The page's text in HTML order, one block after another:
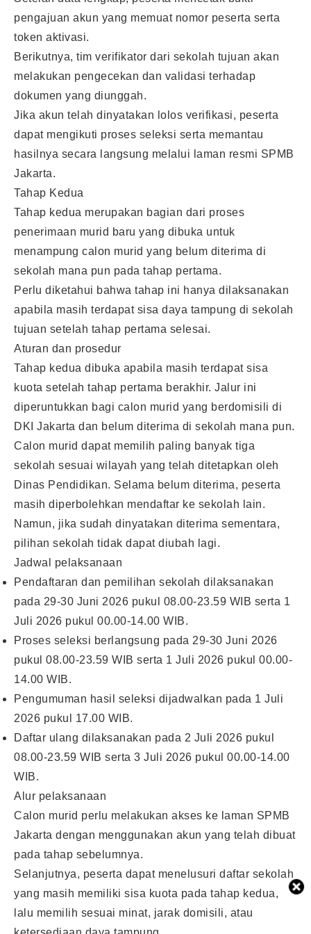
pengajuan akun yang memuat nomor peserta serta
token aktivasi.
Berikutnya, tim verifikator dari sekolah tujuan akan
melakukan pengecekan dan validasi terhadap
dokumen yang diunggah.
Jika akun telah dinyatakan lolos verifikasi, peserta
dapat mengikuti proses seleksi serta memantau
hasilnya secara langsung melalui laman resmi SPMB
Jakarta.
Tahap Kedua
Tahap kedua merupakan bagian dari proses
penerimaan murid baru yang dibuka untuk
menampung calon murid yang belum diterima di
sekolah mana pun pada tahap pertama.
Perlu diketahui bahwa tahap ini hanya dilaksanakan
apabila masih terdapat sisa daya tampung di sekolah
tujuan setelah tahap pertama selesai.
Aturan dan prosedur
Tahap kedua dibuka apabila masih terdapat sisa
kuota setelah tahap pertama berakhir. Jalur ini
diperuntukkan bagi calon murid yang berdomisili di
DKI Jakarta dan belum diterima di sekolah mana pun.
Calon murid dapat memilih paling banyak tiga
sekolah sesuai wilayah yang telah ditetapkan oleh
Dinas Pendidikan. Selama belum diterima, peserta
masih diperbolehkan mendaftar ke sekolah lain.
Namun, jika sudah dinyatakan diterima sementara,
pilihan sekolah tidak dapat diubah lagi.
Jadwal pelaksanaan
Pendaftaran dan pemilihan sekolah dilaksanakan
pada 29-30 Juni 2026 pukul 08.00-23.59 WIB serta 1
Juli 2026 pukul 00.00-14.00 WIB.
Proses seleksi berlangsung pada 29-30 Juni 2026
pukul 08.00-23.59 WIB serta 1 Juli 2026 pukul 00.00-
14.00 WIB.
Pengumuman hasil seleksi dijadwalkan pada 1 Juli
2026 pukul 17.00 WIB.
Daftar ulang dilaksanakan pada 2 Juli 2026 pukul
08.00-23.59 WIB serta 3 Juli 2026 pukul 00.00-14.00
WIB.
Alur pelaksanaan
Calon murid perlu melakukan akses ke laman SPMB
Jakarta dengan menggunakan akun yang telah dibuat
pada tahap sebelumnya.
Selanjutnya, peserta dapat menelusuri daftar sekolah
yang masih memiliki sisa kuota pada tahap kedua,
lalu memilih sesuai minat, jarak domisili, atau